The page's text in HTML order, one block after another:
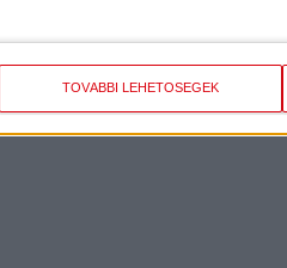
TOVÁBBI LEHETŐSÉGEK